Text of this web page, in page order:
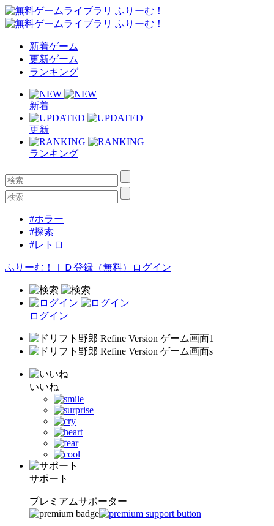
新着ゲーム
更新ゲーム
ランキング
新着
更新
ランキング
#ホラー
#探索
#レトロ
ふりーむ！ＩＤ登録（無料） ログイン
ログイン
いいね
サポート
プレミアムサポーター